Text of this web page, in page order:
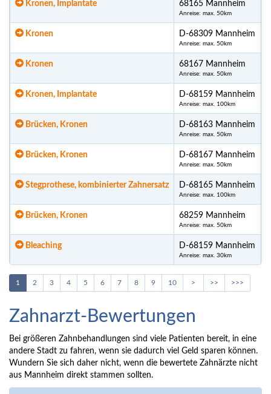
Kronen, Implantate 68165 Mannheim
Anreise: max. 50km
Kronen D-68309 Mannheim
Anreise: max. 50km
Kronen 68167 Mannheim
Anreise: max. 50km
Kronen, Implantate D-68159 Mannheim
Anreise: max. 100km
Brücken, Kronen D-68163 Mannheim
Anreise: max. 50km
Brücken, Kronen D-68167 Mannheim
Anreise: max. 50km
Stegprothese, kombinierter Zahnersatz D-68165 Mannheim
Anreise: max. 100km
Brücken, Kronen 68259 Mannheim
Anreise: max. 50km
Bleaching D-68159 Mannheim
Anreise: max. 30km
1 2 3 4 5 6 7 8 9 10 > >> >>>
Zahnarzt-Bewertungen
Bei größeren Zahnbehandlungen sind viele Patienten bereit, in eine
andere Stadt zu fahren, wenn sie dadurch viel Geld sparen können.
Wundern Sie sich daher nicht, wenn die bewertete Zahnärzte nicht
aus Mannheim direkt stammen sollten.